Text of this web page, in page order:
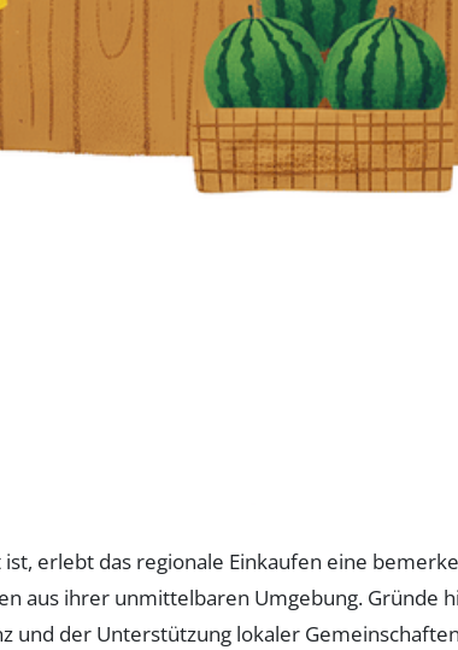
erlebt das regionale Einkaufen eine
aus ihrer unmittelbaren Umgebung. Gründe
und der Unterstützung lokaler